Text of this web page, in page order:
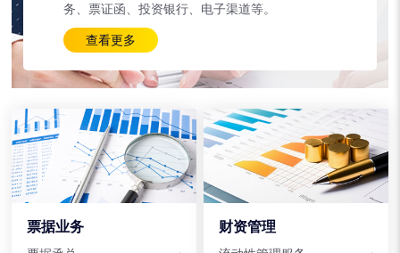
务、票证函、投资银行、电子渠道等。
查看更多
票据业务 财资管理